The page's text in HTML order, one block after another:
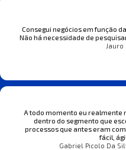
Consegui negócios em função
Não há necessidade de
A todo momento eu realmente
dentro do segmento que
processos que antes eram
fácil,
Gabriel Picolo Da